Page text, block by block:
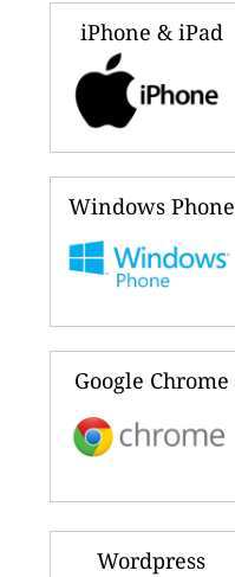
iPhone & iPad
Windows Phone
Google Chrome
Wordpress